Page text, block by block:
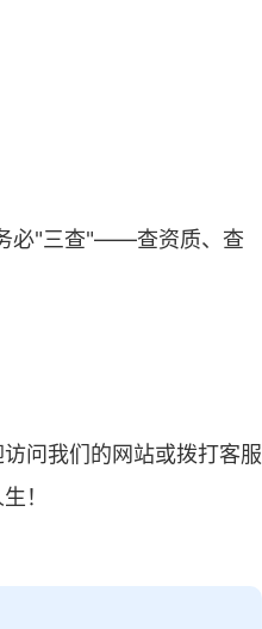
必"三查"——查资质、查
问我们的网站或拨打客服
！